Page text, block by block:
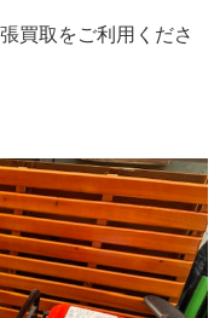
買取をご利用くださ